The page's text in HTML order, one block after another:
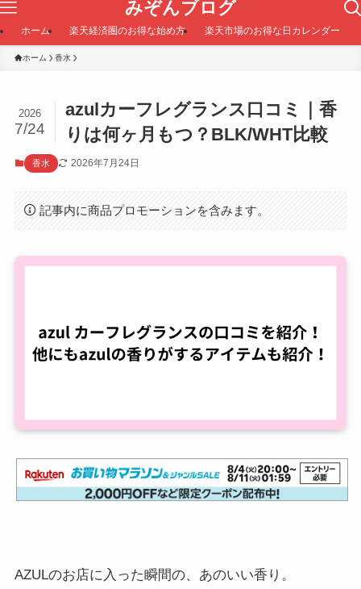
みぞんブログ
ホーム 楽天経済圏のお得な始め方 楽天市場のお得な日カレンダー
ホーム 香水
azulカーフレグランス口コミ｜香
りは何ヶ月もつ？BLK/WHT比較
2026
7/24
香水 2026年7月24日
記事内に商品プロモーションを含みます。
AZULのお店に入った瞬間の、あのいい香り。